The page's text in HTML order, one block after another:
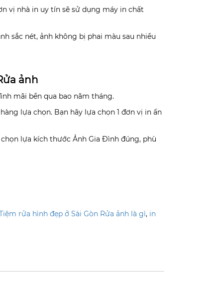
vị nhà in uy tín sẽ sử dụng máy in chất
sắc nét, ảnh không bị phai màu sau nhiều
ảnh
mãi bền qua bao năm tháng.
lựa chọn. Bạn hãy lựa chọn 1 đơn vị in ấn
lựa kích thước Ảnh Gia Đình đúng, phù
rửa hình đẹp ở Sài Gòn Rửa ảnh là gì, in